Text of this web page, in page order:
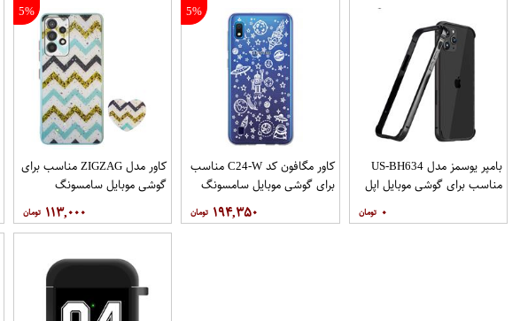
بامپر یوسمز مدل US-BH634
مناسب برای گوشی موبایل اپل
۰
5%
کاور مگافون کد C24-W مناسب
برای گوشی موبایل سامسونگ
۱۹۴,۳۵۰
5%
کاور مدل ZIGZAG مناسب برای
گوشی موبایل سامسونگ
Galaxy A72 به همراه پایه
نگهدارنده
۱۱۳,۰۰۰